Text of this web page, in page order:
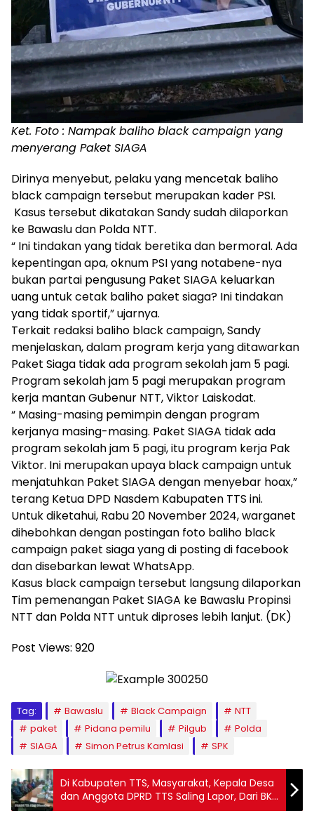
Ket. Foto : Nampak baliho black campaign yang
menyerang Paket SIAGA
Dirinya menyebut, pelaku yang mencetak baliho
black campaign tersebut merupakan kader PSI.
Kasus tersebut dikatakan Sandy sudah dilaporkan
ke Bawaslu dan Polda NTT.
“ Ini tindakan yang tidak beretika dan bermoral. Ada
kepentingan apa, oknum PSI yang notabene-nya
bukan partai pengusung Paket SIAGA keluarkan
uang untuk cetak baliho paket siaga? Ini tindakan
yang tidak sportif,” ujarnya.
Terkait redaksi baliho black campaign, Sandy
menjelaskan, dalam program kerja yang ditawarkan
Paket Siaga tidak ada program sekolah jam 5 pagi.
Program sekolah jam 5 pagi merupakan program
kerja mantan Gubenur NTT, Viktor Laiskodat.
“ Masing-masing pemimpin dengan program
kerjanya masing-masing. Paket SIAGA tidak ada
program sekolah jam 5 pagi, itu program kerja Pak
Viktor. Ini merupakan upaya black campaign untuk
menjatuhkan Paket SIAGA dengan menyebar hoax,”
terang Ketua DPD Nasdem Kabupaten TTS ini.
Untuk diketahui, Rabu 20 November 2024, warganet
dihebohkan dengan postingan foto baliho black
campaign paket siaga yang di posting di facebook
dan disebarkan lewat WhatsApp.
Kasus black campaign tersebut langsung dilaporkan
Tim pemenangan Paket SIAGA ke Bawaslu Propinsi
NTT dan Polda NTT untuk diproses lebih lanjut. (DK)
Post Views: 920
Tag: Bawaslu Black Campaign
NTT
paket
Pidana pemilu Pilgub
Polda
SIAGA
Simon Petrus Kamlasi SPK
Di Kabupaten TTS, Masyarakat, Kepala Desa
dan Anggota DPRD TTS Saling Lapor, Dari BK
DPRD Hingga Polisi